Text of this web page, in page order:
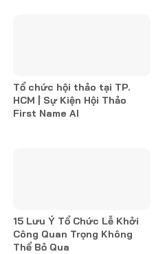
Tổ chức hội thảo tại TP.
HCM | Sự Kiện Hội Thảo
First Name AI
15 Lưu Ý Tổ Chức Lễ Khởi
Công Quan Trọng Không
Thể Bỏ Qua